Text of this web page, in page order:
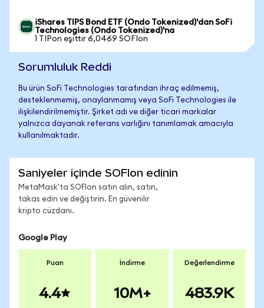
iShares TIPS Bond ETF (Ondo Tokenized)'dan SoFi
Technologies (Ondo Tokenized)'na
1 TIPon eşittir 6,0469 SOFIon
Sorumluluk Reddi
Bu ürün SoFi Technologies tarafından ihraç edilmemiş,
desteklenmemiş, onaylanmamış veya SoFi Technologies ile
ilişkilendirilmemiştir. Şirket adı ve diğer ticari markalar
yalnızca dayanak referans varlığını tanımlamak amacıyla
kullanılmaktadır.
Saniyeler içinde SOFIon edinin
MetaMask'ta SOFIon satın alın, satın,
takas edin ve değiştirin. En güvenilir
kripto cüzdanı.
Google Play
Puan
4.4
İndirme
10M+
Değerlendirme
483.9K